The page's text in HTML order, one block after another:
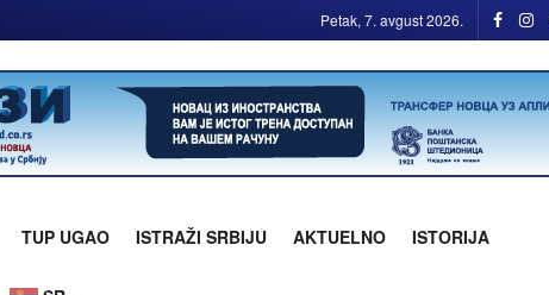
Petak, 7. avgust 2026.
TUP UGAO ISTRAŽI SRBIJU AKTUELNO ISTORIJA